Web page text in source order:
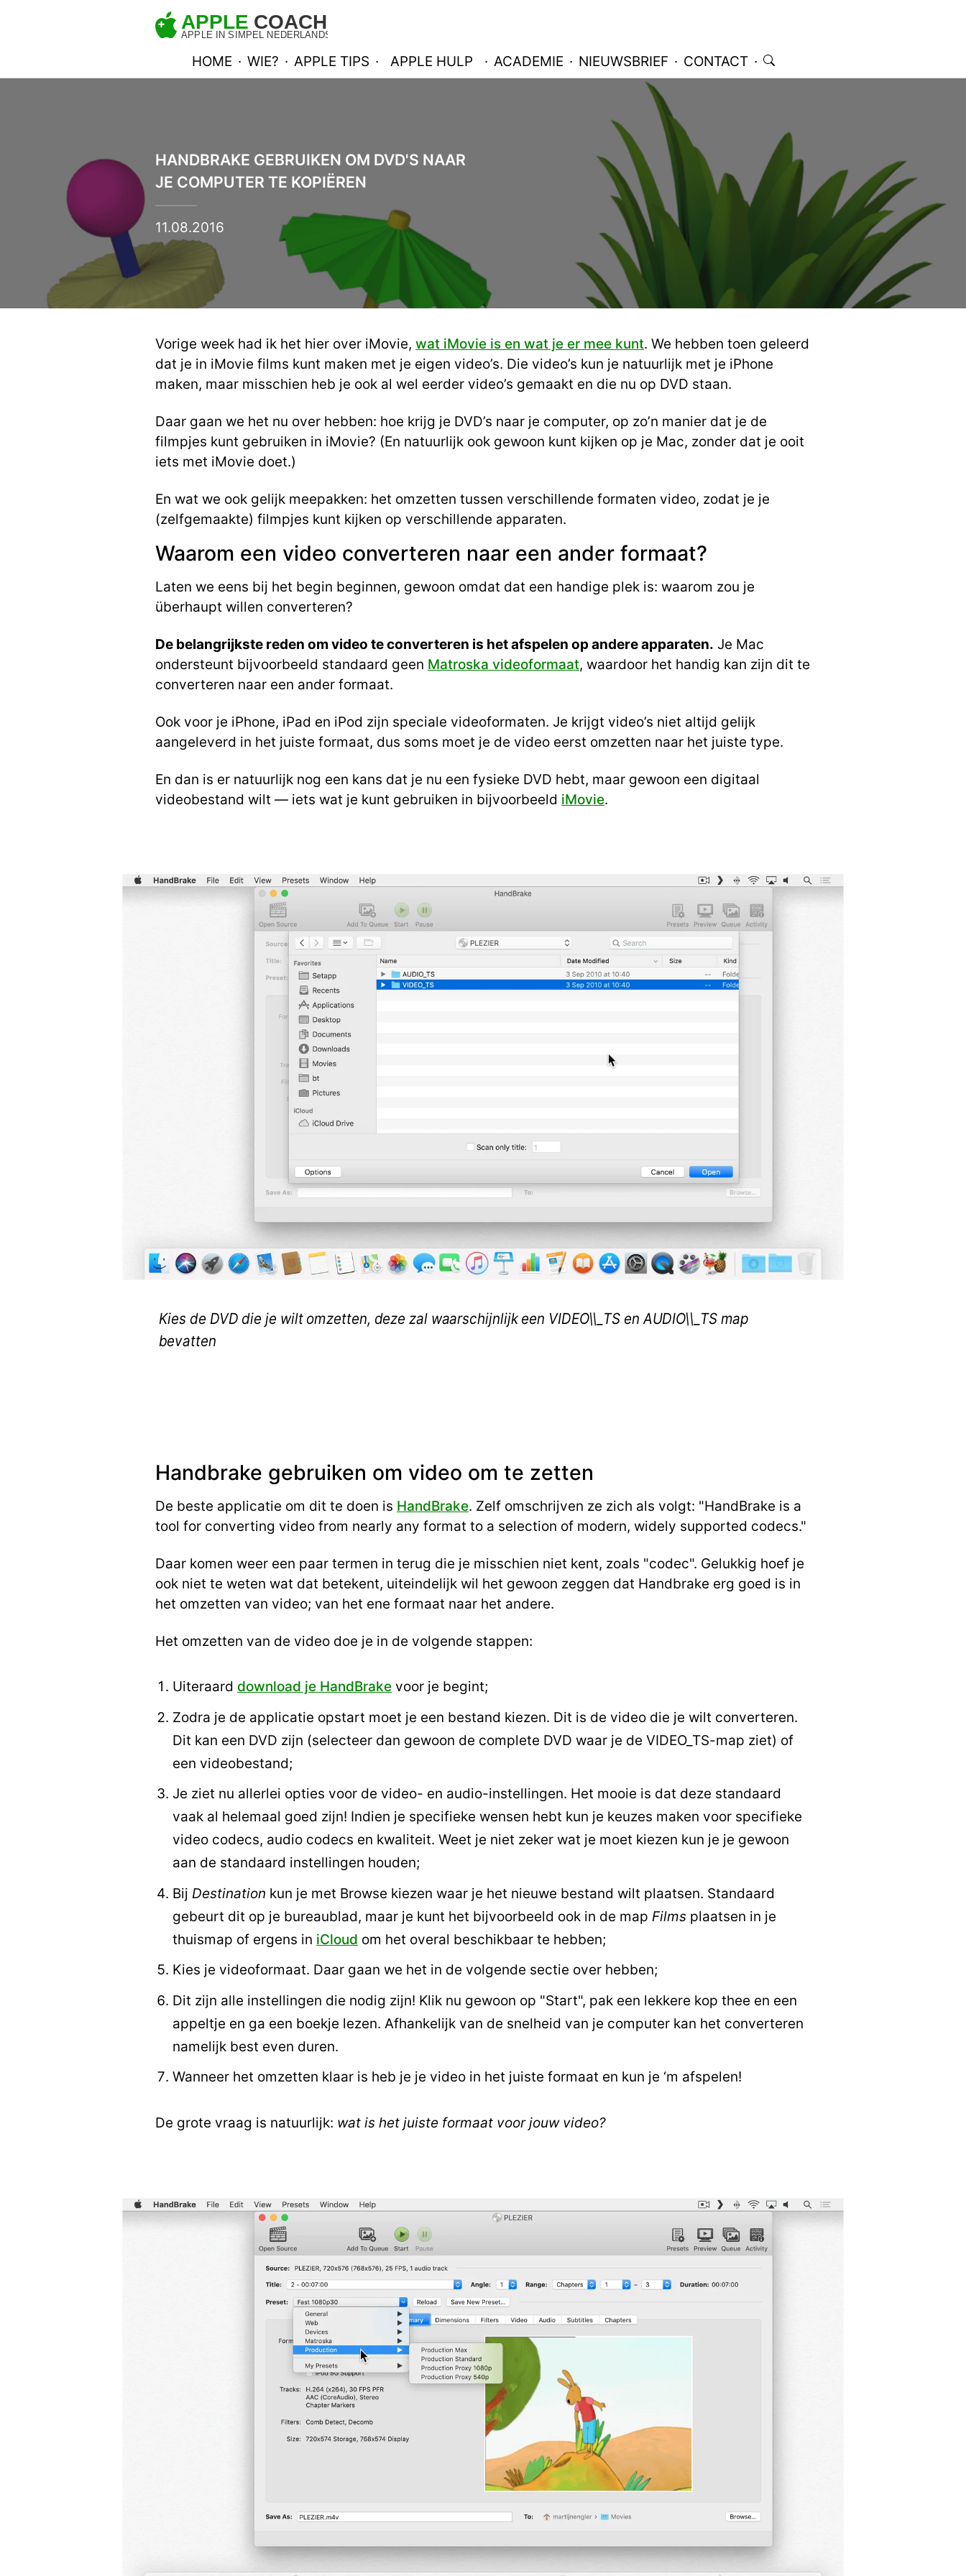
HOME · WIE? · APPLE TIPS · APPLE HULP · ACADEMIE · NIEUWSBRIEF · CONTACT ·
HANDBRAKE GEBRUIKEN OM DVD'S NAAR
JE COMPUTER TE KOPIËREN
11.08.2016
Vorige week had ik het hier over iMovie, wat iMovie is en wat je er mee kunt. We hebben toen geleerd
dat je in iMovie films kunt maken met je eigen video’s. Die video’s kun je natuurlijk met je iPhone
maken, maar misschien heb je ook al wel eerder video’s gemaakt en die nu op DVD staan.
Daar gaan we het nu over hebben: hoe krijg je DVD’s naar je computer, op zo’n manier dat je de
filmpjes kunt gebruiken in iMovie? (En natuurlijk ook gewoon kunt kijken op je Mac, zonder dat je ooit
iets met iMovie doet.)
En wat we ook gelijk meepakken: het omzetten tussen verschillende formaten video, zodat je je
(zelfgemaakte) filmpjes kunt kijken op verschillende apparaten.
Waarom een video converteren naar een ander formaat?
Laten we eens bij het begin beginnen, gewoon omdat dat een handige plek is: waarom zou je
überhaupt willen converteren?
De belangrijkste reden om video te converteren is het afspelen op andere apparaten. Je Mac
ondersteunt bijvoorbeeld standaard geen Matroska videoformaat, waardoor het handig kan zijn dit te
converteren naar een ander formaat.
Ook voor je iPhone, iPad en iPod zijn speciale videoformaten. Je krijgt video’s niet altijd gelijk
aangeleverd in het juiste formaat, dus soms moet je de video eerst omzetten naar het juiste type.
En dan is er natuurlijk nog een kans dat je nu een fysieke DVD hebt, maar gewoon een digitaal
videobestand wilt — iets wat je kunt gebruiken in bijvoorbeeld iMovie.
Kies de DVD die je wilt omzetten, deze zal waarschijnlijk een VIDEO\\_TS en AUDIO\\_TS map
bevatten
Handbrake gebruiken om video om te zetten
De beste applicatie om dit te doen is HandBrake. Zelf omschrijven ze zich als volgt: "HandBrake is a
tool for converting video from nearly any format to a selection of modern, widely supported codecs."
Daar komen weer een paar termen in terug die je misschien niet kent, zoals "codec". Gelukkig hoef je
ook niet te weten wat dat betekent, uiteindelijk wil het gewoon zeggen dat Handbrake erg goed is in
het omzetten van video; van het ene formaat naar het andere.
Het omzetten van de video doe je in de volgende stappen:
Uiteraard download je HandBrake voor je begint;
Zodra je de applicatie opstart moet je een bestand kiezen. Dit is de video die je wilt converteren.
Dit kan een DVD zijn (selecteer dan gewoon de complete DVD waar je de VIDEO_TS-map ziet) of
een videobestand;
Je ziet nu allerlei opties voor de video- en audio-instellingen. Het mooie is dat deze standaard
vaak al helemaal goed zijn! Indien je specifieke wensen hebt kun je keuzes maken voor specifieke
video codecs, audio codecs en kwaliteit. Weet je niet zeker wat je moet kiezen kun je je gewoon
aan de standaard instellingen houden;
Bij Destination kun je met Browse kiezen waar je het nieuwe bestand wilt plaatsen. Standaard
gebeurt dit op je bureaublad, maar je kunt het bijvoorbeeld ook in de map Films plaatsen in je
thuismap of ergens in iCloud om het overal beschikbaar te hebben;
Kies je videoformaat. Daar gaan we het in de volgende sectie over hebben;
Dit zijn alle instellingen die nodig zijn! Klik nu gewoon op "Start", pak een lekkere kop thee en een
appeltje en ga een boekje lezen. Afhankelijk van de snelheid van je computer kan het converteren
namelijk best even duren.
Wanneer het omzetten klaar is heb je je video in het juiste formaat en kun je ‘m afspelen!
De grote vraag is natuurlijk: wat is het juiste formaat voor jouw video?